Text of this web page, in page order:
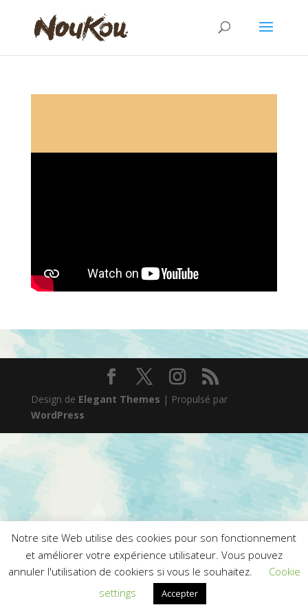
Déc 2014 : Orphelinat le Bon Berger : Alphonse chante petit papa Noël
Design de Elegant Themes | Propulsé par
WordPress
Notre site Web utilise des cookies pour son fonctionnement
et améliorer votre expérience utilisateur. Vous pouvez
annuler l'utilisation de cookiers si vous le souhaitez.
Cookie
settings
Accepter